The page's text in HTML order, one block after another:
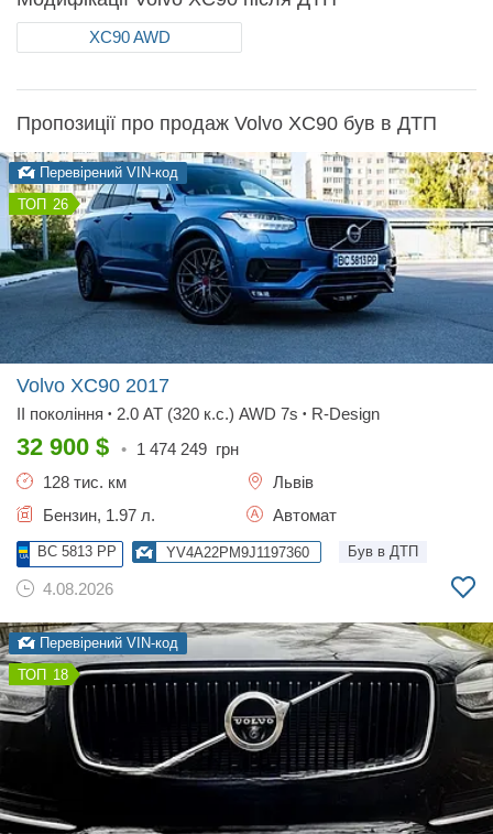
XC90 AWD
Пропозиції про продаж Volvo XC90 був в ДТП
Перевірений VIN-код
26
Volvo XC90 2017
II покоління • 2.0 AT (320 к.с.) AWD 7s • R-Design
32 900 $ • 1 474 249 грн
128 тис. км
Львів
Бензин, 1.97 л.
Автомат
BC 5813 PP YV4A22PM9J1197360 Був в ДТП
4.08.2026
Перевірений VIN-код
18